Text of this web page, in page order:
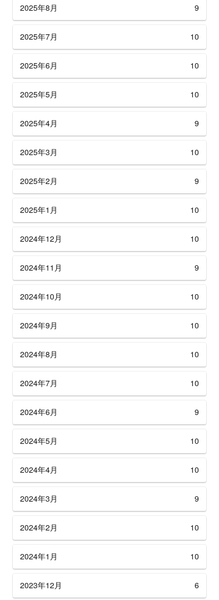
2025年8月 9
2025年7月 10
2025年6月 10
2025年5月 10
2025年4月 9
2025年3月 10
2025年2月 9
2025年1月 10
2024年12月 10
2024年11月 9
2024年10月 10
2024年9月 10
2024年8月 10
2024年7月 10
2024年6月 9
2024年5月 10
2024年4月 10
2024年3月 9
2024年2月 10
2024年1月 10
2023年12月 6